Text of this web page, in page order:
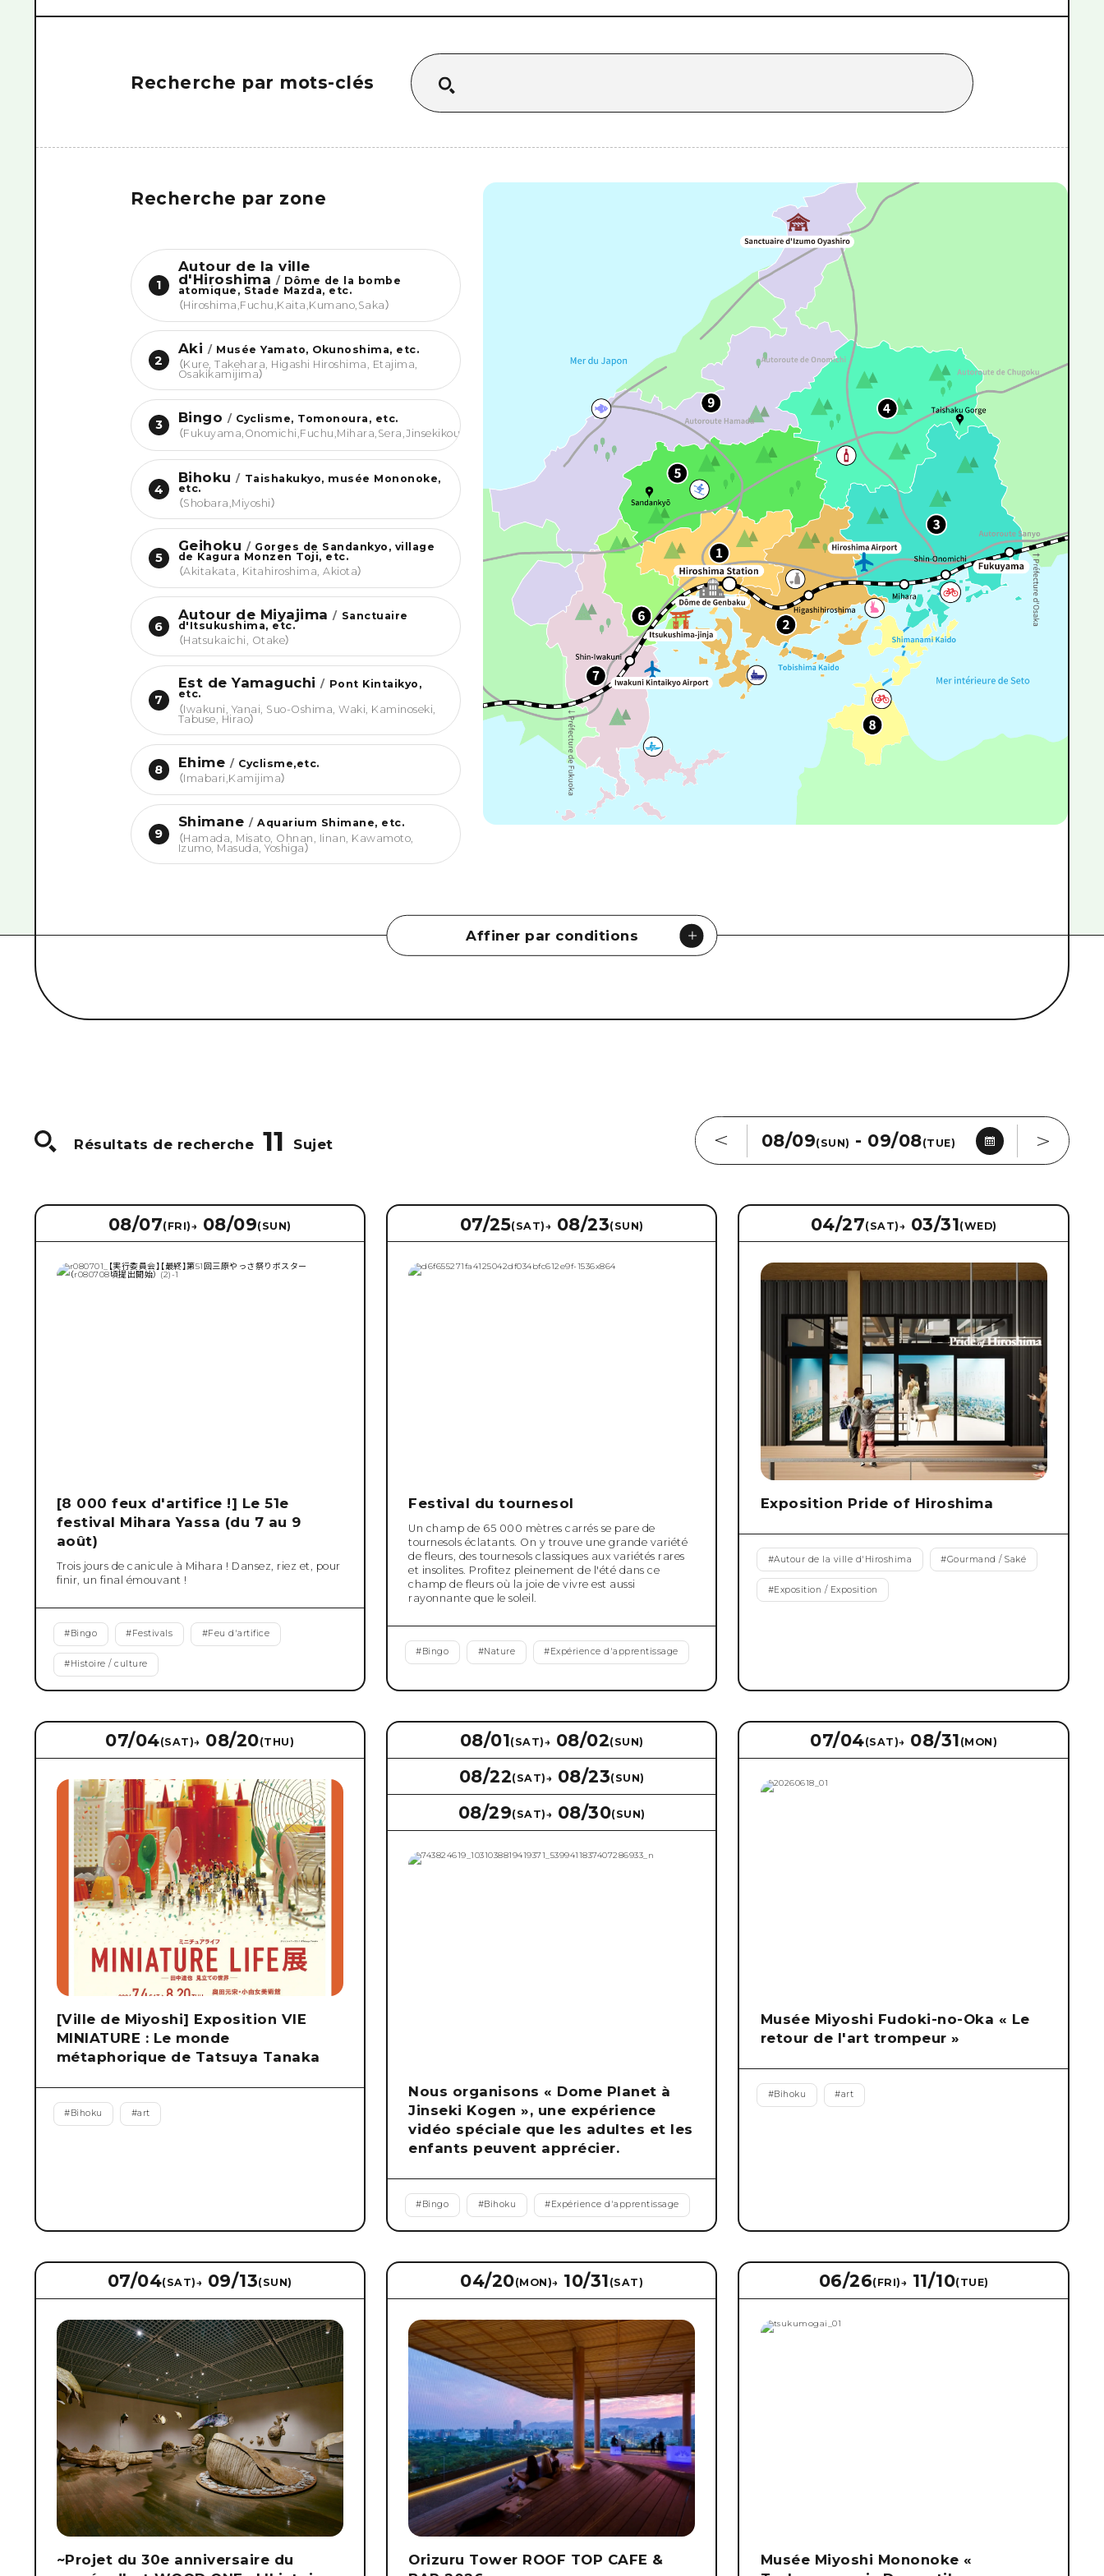
Recherche par mots-clés
Recherche par zone
1
Autour de la ville
d'Hiroshima / Dôme de la bombe
atomique, Stade Mazda, etc.
（Hiroshima,Fuchu,Kaita,Kumano,Saka ）
2
Aki / Musée Yamato, Okunoshima, etc.
（Kure, Takehara, Higashi Hiroshima, Etajima,
Osakikamijima）
3 Bingo / Cyclisme, Tomonoura, etc.
（Fukuyama,Onomichi,Fuchu,Mihara,Sera,Jinsekikougen
4
Bihoku / Taishakukyo, musée Mononoke,
etc.
（Shobara,Miyoshi ）
5
Geihoku / Gorges de Sandankyo, village
de Kagura Monzen Toji, etc.
（Akitakata, Kitahiroshima, Akiota）
6
Autour de Miyajima / Sanctuaire
d'Itsukushima, etc.
（Hatsukaichi, Otake）
7
Est de Yamaguchi / Pont Kintaikyo,
etc.
（Iwakuni, Yanai, Suo-Oshima, Waki, Kaminoseki,
Tabuse, Hirao）
8 Ehime / Cyclisme,etc.
（Imabari,Kamijima）
9
Shimane / Aquarium Shimane, etc.
（Hamada, Misato, Ohnan, Iinan, Kawamoto,
Izumo, Masuda, Yoshiga）
Affiner par conditions
Supprimer la condition
Résultats de recherche 11 Sujet 08/09(SUN) - 09/08(TUE)
2026年8月
日 月 火 水 木 金
土
26
27 28 29 30 31
1
10 11 12 13 14
15
16
17 18 19 20 21
22
24 25 27
30
31 1 2 3 4 5
08/07(FRI)→ 08/09(SUN)
[8 000 feux d'artifice !] Le 51e
festival Mihara Yassa (du 7 au 9
août)
Trois jours de canicule à Mihara ! Dansez, riez et, pour
finir, un final émouvant !
#Bingo #Festivals #Feu d'artifice
#Histoire / culture
07/25(SAT)→ 08/23(SUN)
Festival du tournesol
Un champ de 65 000 mètres carrés se pare de
tournesols éclatants. On y trouve une grande variété
de fleurs, des tournesols classiques aux variétés rares
et insolites. Profitez pleinement de l'été dans ce
champ de fleurs où la joie de vivre est aussi
rayonnante que le soleil.
#Bingo #Nature #Expérience d'apprentissage
04/27(SAT)→ 03/31(WED)
Exposition Pride of Hiroshima
#Autour de la ville d'Hiroshima #Gourmand / Saké
#Exposition / Exposition
07/04(SAT)→ 08/20(THU)
[Ville de Miyoshi] Exposition VIE
MINIATURE : Le monde
métaphorique de Tatsuya Tanaka
#Bihoku #art
08/01(SAT)→ 08/02(SUN)
08/22(SAT)→ 08/23(SUN)
08/29(SAT)→ 08/30(SUN)
Nous organisons « Dome Planet à
Jinseki Kogen », une expérience
vidéo spéciale que les adultes et les
enfants peuvent apprécier.
#Bingo #Bihoku #Expérience d'apprentissage
07/04(SAT)→ 08/31 (MON)
Musée Miyoshi Fudoki-no-Oka « Le
retour de l'art trompeur »
#Bihoku #art
07/04(SAT)→ 09/13(SUN)
~Projet du 30e anniversaire du
04/20(MON)→ 10/31 (SAT)
Orizuru Tower ROOF TOP CAFE &
06/26(FRI)→ 11/10(TUE)
Musée Miyoshi Mononoke «